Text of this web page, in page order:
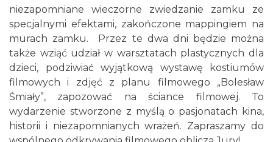
W Wehikule Czasu- Weekendy na Zamku
Rabsztyn
Rabsztyn
2026-08-08
24.21 km
niezapomniane wieczorne zwiedzanie zamku ze
specjalnymi efektami, zakończone mappingiem na
murach zamku. Przez te dwa dni będzie można
także wziąć udział w warsztatach plastycznych dla
dzieci, podziwiać wyjątkową wystawę kostiumów
filmowych i zdjęć z planu filmowego „Bolesław
Śmiały”, zapozować na ściance filmowej. To
wydarzenie stworzone z myślą o pasjonatach kina,
historii i niezapomnianych wrażeń. Zapraszamy do